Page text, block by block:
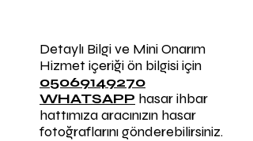
Detaylı Bilgi ve Mini Onarım
Hizmet içeriği ön bilgisi için
05069149270
WHATSAPP hasar ihbar
hattımıza aracınızın hasar
fotoğraflarını gönderebilirsiniz.